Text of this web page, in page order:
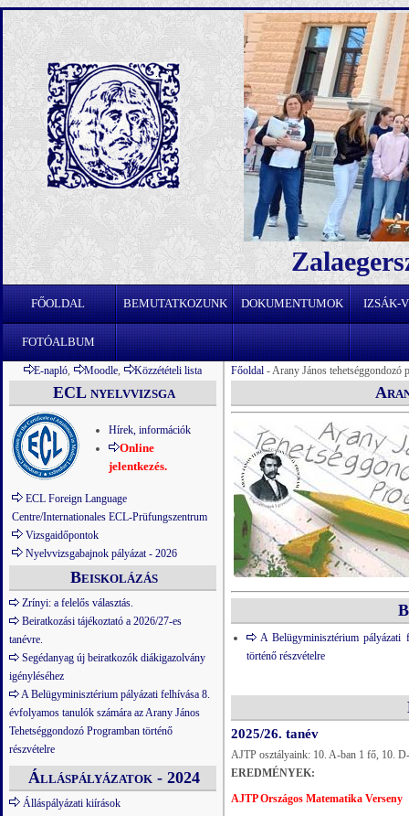
FŐOLDAL BEMUTATKOZUNK DOKUMENTUMOK IZSÁK-
FOTÓALBUM
E-napló, Moodle, Közzétételi lista
ECL nyelvvizsga
Hírek, információk
Online
jelentkezés.
ECL Foreign Language
Centre/Internationales ECL-Prüfungszentrum
Vizsgaidőpontok
Nyelvvizsgabajnok pályázat - 2026
Beiskolázás
Zrínyi: a felelős választás.
Beiratkozási tájékoztató a 2026/27-es
tanévre.
Segédanyag új beiratkozók diákigazolvány
igényléséhez
A Belügyminisztérium pályázati felhívása 8.
évfolyamos tanulók számára az Arany János
Tehetséggondozó Programban történő
részvételre
Álláspályázatok - 2024
Álláspályázati kiírások
Főoldal - Arany János tehetséggondozó
A Belügyminisztérium pályázati
történő részvételre
2025/26. tanév
AJTP osztályaink: 10. A-ban 1 fő, 10.
EREDMÉNYEK:
AJTP Országos Matematika Verseny